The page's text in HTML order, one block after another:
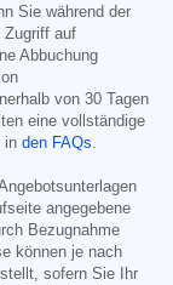
Sie während der
Zugriff auf
Abbuchung
von 30 Tagen
eine vollständige
in den FAQs.
angegebene
Bezugnahme
können je nach
sofern Sie Ihr